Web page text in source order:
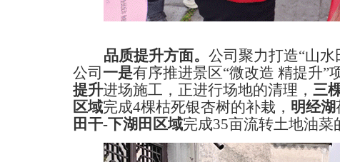
品质提升方面。 公司聚力打造“山水
公司 一是有序推进景区“微改造 精提升”
提升进场施工，正进行场地的清理， 三
区域完成4棵枯死银杏树的补栽， 明经湖
田干-下湖田区域完成35亩流转土地油菜